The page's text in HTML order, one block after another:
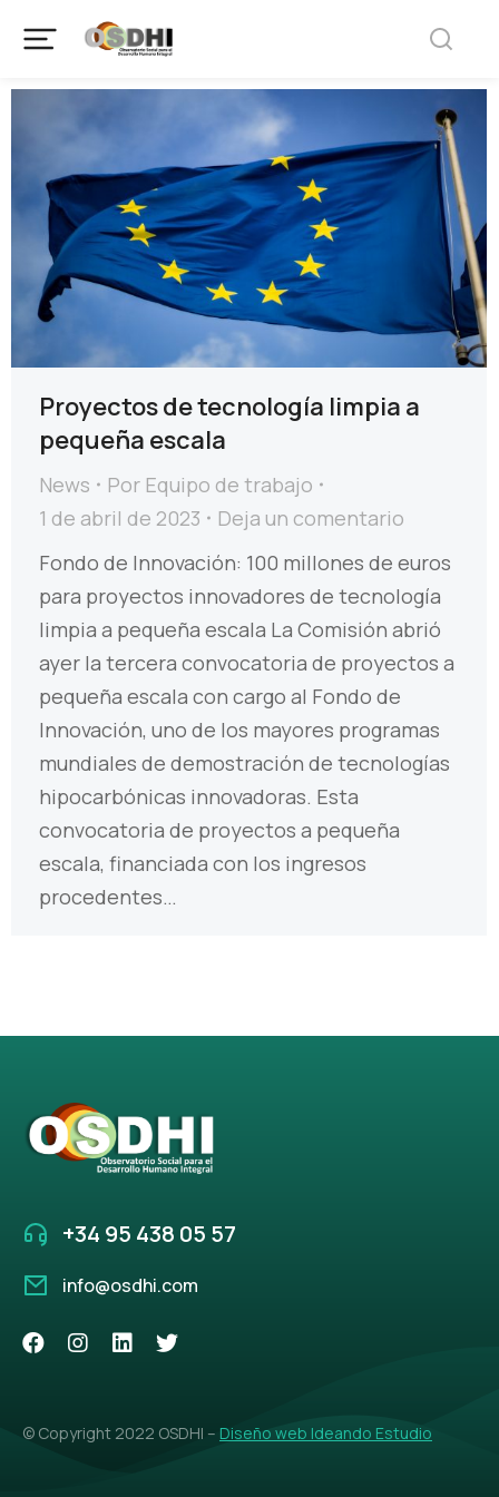
Proyectos de tecnología limpia a
pequeña escala
News Por Equipo de trabajo
1 de abril de 2023
Deja un comentario
Fondo de Innovación: 100 millones de euros
para proyectos innovadores de tecnología
limpia a pequeña escala La Comisión abrió
ayer la tercera convocatoria de proyectos a
pequeña escala con cargo al Fondo de
Innovación, uno de los mayores programas
mundiales de demostración de tecnologías
hipocarbónicas innovadoras. Esta
convocatoria de proyectos a pequeña
escala, financiada con los ingresos
procedentes…
+34 95 438 05 57
info@osdhi.com
© Copyright 2022 OSDHI – Diseño web Ideando Estudio